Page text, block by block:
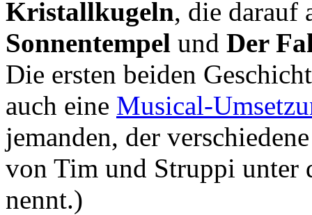
Kristallkugeln, die darauf
Sonnentempel und Der
Die ersten beiden
auch eine Musical-
jemanden, der
von Tim und Struppi unter
nennt.)